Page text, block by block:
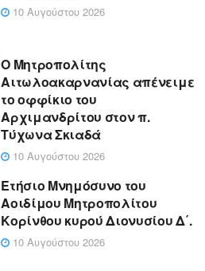
10 Αυγούστου 2026
Ο Μητροπολίτης
Αιτωλοακαρνανίας απένειμε
το οφφίκιο του
Αρχιμανδρίτου στον π.
Τύχωνα Σκιαδά
10 Αυγούστου 2026
Ετήσιο Μνημόσυνο του
Αοιδίμου Μητροπολίτου
Κορίνθου κυρού Διονυσίου Δ΄.
10 Αυγούστου 2026